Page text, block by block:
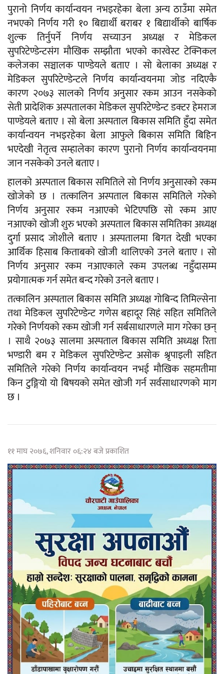
पुरानो निर्णय कार्यान्वयन नभइरहेका बेला अन्य ठाउँमा समेत
नभएको निर्णय गरी १० बिद्यार्थी बराबर १ बिद्यार्थीको बार्षिक
शुल्क तिर्नुपर्ने निर्णय सच्याउन अध्यक्ष र मेडिकल
सुपरिटेण्डेन्टसंग मौखिक सम्झौता भएको कारवेस्ट टेक्निकल
कलेजका सञ्चालक पाण्डेयले बताए । सो बेलाका अध्यक्ष र
मेडिकल सुपरिटेण्डेन्टले निर्णय कार्यान्वयनमा जोड नदिएकै
कारण २०७३ सालको निर्णय अनुसार रकम आउन नसकेको
सेती प्रादेशिक अस्पतालका मेडिकल सुपरिटेण्डेन्ट डक्टर हेमराज
पाण्डेयले बताए । सो बेला अस्पताल बिकास समिति हुँदा समेत
कार्यान्वयन नभइरहेका बेला आफुले बिकास समिति बिहिन
भएदेखी नेतृत्व सम्हालेका कारण पुरानो निर्णय कार्यान्वयनमा
जान नसकेको उनले बताए ।
हालको अस्पताल बिकास समितिले सो निर्णय अनुसारको रकम
खोजेको छ । तत्कालिन अस्पताल बिकास समितिले गरेको
निर्णय अनुसार रकम नआएको भेटिएपछि सो रकम आए
नआएको खोजी शुरु भएको अस्पताल बिकास समितिका अध्यक्ष
दुर्गा प्रसाद जोशीले बताए । अस्पतालमा बिगत देखी भएका
आर्थिक हिसाब किताबको खोजी थालिएको उनले बताए । सो
निर्णय अनुसार रकम नआएकाले रकम उपलब्ध नहुँदासम्म
प्रयोगात्मक गर्न समेत बन्द गरेको उनले बताए ।
तत्कालिन अस्पताल बिकास समिति अध्यक्ष गोबिन्द तिमिल्सेना
तथा मेडिकल सुपरिटेण्डेन्ट गणेस बहादूर सिहं सहित समितिले
गरेको निर्णयको रकम खोजी गर्न सर्बसाधारणले माग गरेका छन्
। साथै २०७३ सालमा अस्पताल बिकास समिति अध्यक्ष रिता
भण्डारी बम र मेडिकल सुपरिटेण्डेन्ट असोक श्रृपाइली सहित
समितिले गरेको निर्णय कार्यान्वयन नभई मौखिक सहमतीमा
किन टुङ्गियो यो बिषयको समेत खोजी गर्न सर्वसाधारणको माग
छ ।
११ माघ २०७६, शनिवार ०६:२४ बजे प्रकाशित